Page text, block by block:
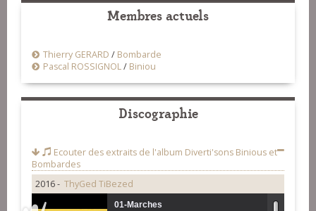
Membres actuels
Thierry GERARD / Bombarde
Pascal ROSSIGNOL/ Biniou
Discographie
Ecouter des extraits de l'album Diverti'sons Binious et
Bombardes
2016 - ThyGed TiBezed
01-Marches